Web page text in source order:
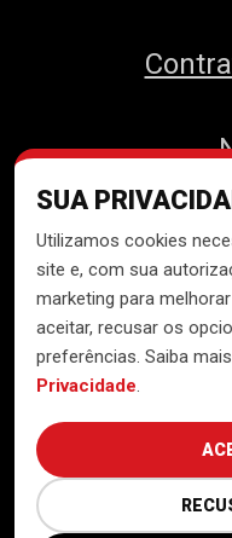
SUA
Utilizamos cookies
site e, com sua
marketing para
aceitar, recusar os
preferências. Saiba
Privacidade.